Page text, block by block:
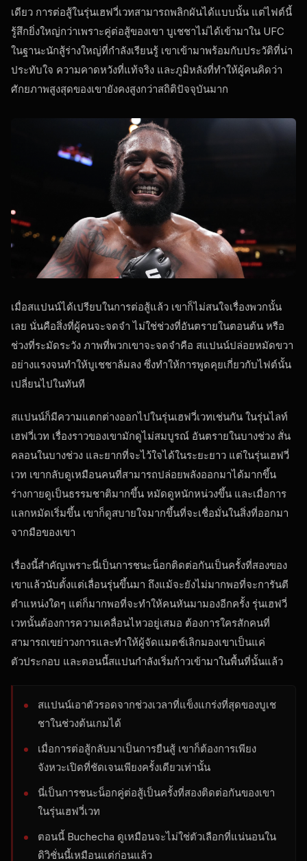
เดียว การต่อสู้ในรุ่นเฮฟวี่เวทสามารถพลิกผันได้แบบนั้น แต่ไฟต์นี้
รู้สึกยิ่งใหญ่กว่าเพราะคู่ต่อสู้ของเขา บูเชชาไม่ได้เข้ามาใน UFC
ในฐานะนักสู้ร่างใหญ่ที่กำลังเรียนรู้ เขาเข้ามาพร้อมกับประวัติที่น่า
ประทับใจ ความคาดหวังที่แท้จริง และภูมิหลังที่ทำให้ผู้คนคิดว่า
ศักยภาพสูงสุดของเขายังคงสูงกว่าสถิติปัจจุบันมาก
เมื่อสแปนน์ได้เปรียบในการต่อสู้แล้ว เขาก็ไม่สนใจเรื่องพวกนั้น
เลย นั่นคือสิ่งที่ผู้คนจะจดจำ ไม่ใช่ช่วงที่อันตรายในตอนต้น หรือ
ช่วงที่ระมัดระวัง ภาพที่พวกเขาจะจดจำคือ สแปนน์ปล่อยหมัดขวา
อย่างแรงจนทำให้บูเชชาล้มลง ซึ่งทำให้การพูดคุยเกี่ยวกับไฟต์นั้น
เปลี่ยนไปในทันที
สแปนน์ก็มีความแตกต่างออกไปในรุ่นเฮฟวี่เวทเช่นกัน ในรุ่นไลท์
เฮฟวี่เวท เรื่องราวของเขามักดูไม่สมบูรณ์ อันตรายในบางช่วง สั่น
คลอนในบางช่วง และยากที่จะไว้ใจได้ในระยะยาว แต่ในรุ่นเฮฟวี่
เวท เขากลับดูเหมือนคนที่สามารถปล่อยพลังออกมาได้มากขึ้น
ร่างกายดูเป็นธรรมชาติมากขึ้น หมัดดูหนักหน่วงขึ้น และเมื่อการ
แลกหมัดเริ่มขึ้น เขาก็ดูสบายใจมากขึ้นที่จะเชื่อมั่นในสิ่งที่ออกมา
จากมือของเขา
เรื่องนี้สำคัญเพราะนี่เป็นการชนะน็อกติดต่อกันเป็นครั้งที่สองของ
เขาแล้วนับตั้งแต่เลื่อนรุ่นขึ้นมา ถึงแม้จะยังไม่มากพอที่จะการันตี
ตำแหน่งใดๆ แต่ก็มากพอที่จะทำให้คนหันมามองอีกครั้ง รุ่นเฮฟวี่
เวทนั้นต้องการความเคลื่อนไหวอยู่เสมอ ต้องการใครสักคนที่
สามารถเขย่าวงการและทำให้ผู้จัดแมตช์เลิกมองเขาเป็นแค่
ตัวประกอบ และตอนนี้สแปนกำลังเริ่มก้าวเข้ามาในพื้นที่นั้นแล้ว
สแปนน์เอาตัวรอดจากช่วงเวลาที่แข็งแกร่งที่สุดของบูเช
ชาในช่วงต้นเกมได้
เมื่อการต่อสู้กลับมาเป็นการยืนสู้ เขาก็ต้องการเพียง
จังหวะเปิดที่ชัดเจนเพียงครั้งเดียวเท่านั้น
นี่เป็นการชนะน็อกคู่ต่อสู้เป็นครั้งที่สองติดต่อกันของเขา
ในรุ่นเฮฟวี่เวท
ตอนนี้ Buchecha ดูเหมือนจะไม่ใช่ตัวเลือกที่แน่นอนใน
ดิวิชั่นนี้เหมือนแต่ก่อนแล้ว